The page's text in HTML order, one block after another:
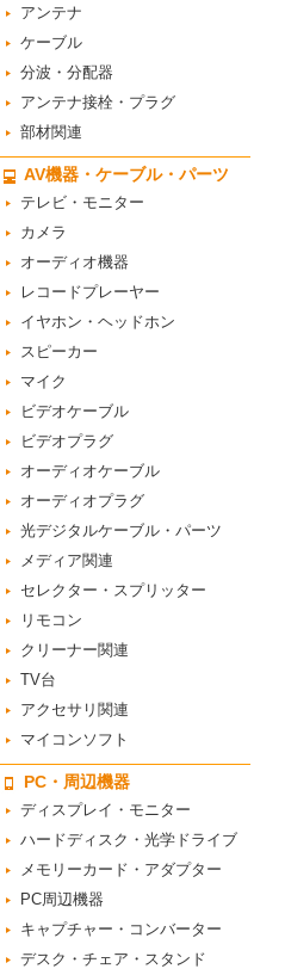
アンテナ
ケーブル
分波・分配器
アンテナ接栓・プラグ
部材関連
AV機器・ケーブル・パーツ
テレビ・モニター
カメラ
オーディオ機器
レコードプレーヤー
イヤホン・ヘッドホン
スピーカー
マイク
ビデオケーブル
ビデオプラグ
オーディオケーブル
オーディオプラグ
光デジタルケーブル・パーツ
メディア関連
セレクター・スプリッター
リモコン
クリーナー関連
TV台
アクセサリ関連
マイコンソフト
PC・周辺機器
ディスプレイ・モニター
ハードディスク・光学ドライブ
メモリーカード・アダプター
PC周辺機器
キャプチャー・コンバーター
デスク・チェア・スタンド